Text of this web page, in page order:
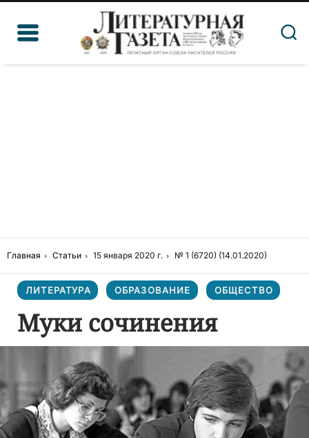
Главная Статьи 15 января 2020 г. № 1 (6720) (14.01.2020)
ЛИТЕРАТУРА ОБРАЗОВАНИЕ ОБЩЕСТВО
Муки сочинения